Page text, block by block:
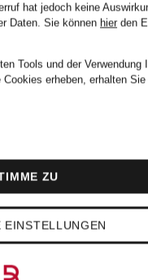
SWEEP
€
€
€
228
hat jedoch keine
Daten. Sie können hier den
Tools und der Verwendung
erheben, erhalten
EINSTELLUNGEN
ZU